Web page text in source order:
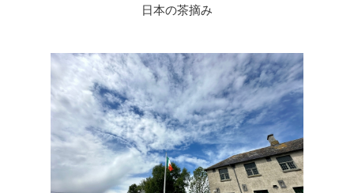
日本の茶摘み